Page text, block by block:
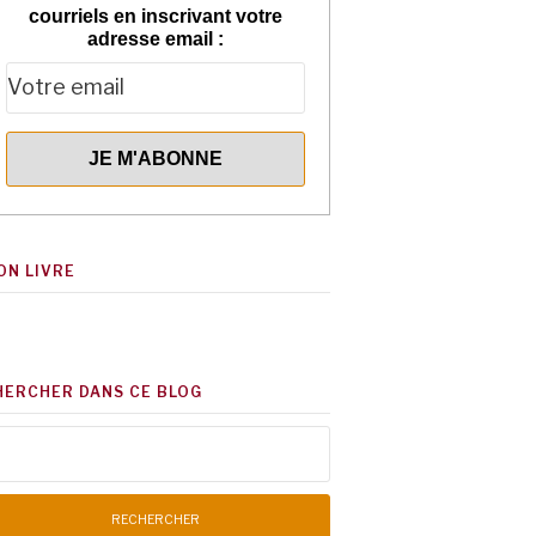
courriels en inscrivant votre
adresse email :
LIVRE
DANS CE BLOG